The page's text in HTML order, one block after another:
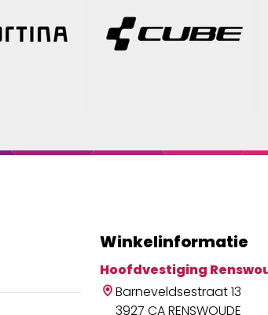
Winkelinformatie
Hoofdvestiging
Barneveldsestraat 13
3927 CA RENSWOUDE